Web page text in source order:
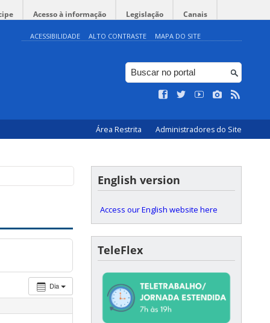
Acesso à informação Legislação Canais
ACESSIBILIDADE ALTO CONTRASTE MAPA DO SITE
Área Restrita Administradores do Site
Dia
English version
Access our English website here
TeleFlex